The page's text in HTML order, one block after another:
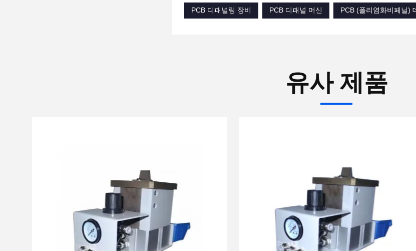
PCB 디패널링 장비
PCB 디패널 머신 PCB (폴리염화비페닐)
유사 제품